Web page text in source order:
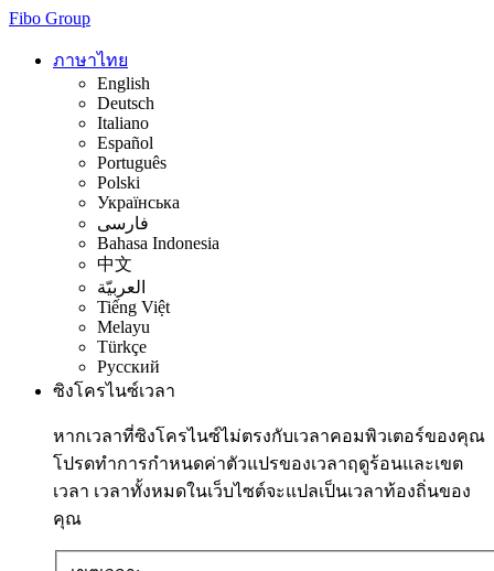
Fibo Group
ภาษาไทย
English
Deutsch
Italiano
Español
Português
Polski
Українська
فارسی
Bahasa Indonesia
中文
العربيّة
Tiếng Việt
Melayu
Türkçe
Русский
ซิงโครไนซ์เวลา
หากเวลาที่ซิงโครไนซ์ไม่ตรงกับเวลาคอมพิวเตอร์ของคุณ
โปรดทำการกำหนดค่าตัวแปรของเวลาฤดูร้อนและเขต
เวลา เวลาทั้งหมดในเว็บไซต์จะแปลเป็นเวลาท้องถิ่นของ
คุณ